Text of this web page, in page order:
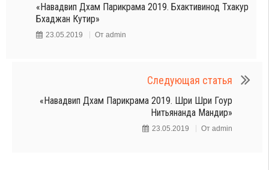
«Навадвип Дхам Парикрама 2019. Бхактивинод Тхакур
Бхаджан Кутир»
23.05.2019 От admin
Следующая статья
«Навадвип Дхам Парикрама 2019. Шри Шри Гоур
Нитьянанда Мандир»
23.05.2019 От admin